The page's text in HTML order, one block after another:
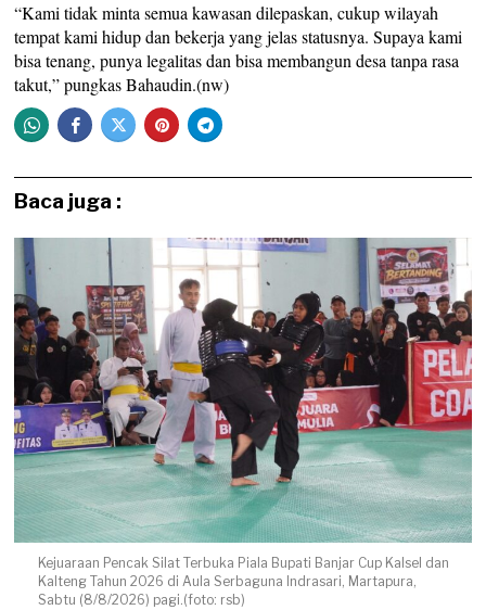
“Kami tidak minta semua kawasan dilepaskan, cukup wilayah
tempat kami hidup dan bekerja yang jelas statusnya. Supaya kami
bisa tenang, punya legalitas dan bisa membangun desa tanpa rasa
takut,” pungkas Bahaudin.(nw)
Baca juga :
Kejuaraan Pencak Silat Terbuka Piala Bupati Banjar Cup Kalsel dan
Kalteng Tahun 2026 di Aula Serbaguna Indrasari, Martapura,
Sabtu (8/8/2026) pagi.(foto: rsb)